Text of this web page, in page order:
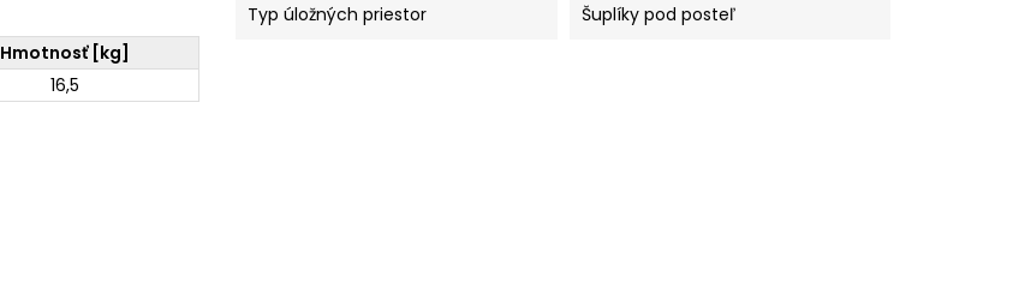
Hmotnosť [kg]
16,5
Typ úložných priestor Šuplíky pod posteľ